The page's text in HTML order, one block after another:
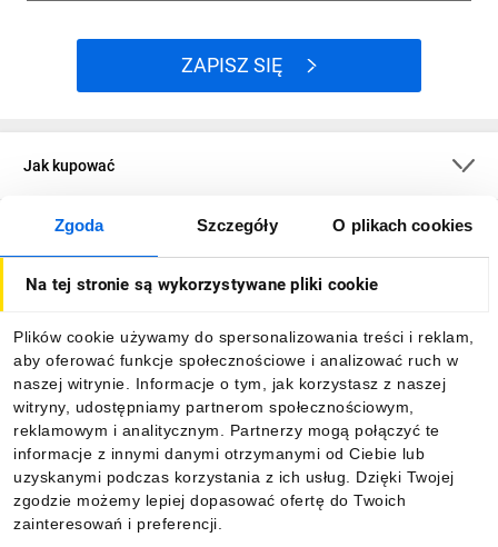
Zgoda Szczegóły O plikach cookies
Na tej stronie są wykorzystywane pliki cookie
Plików cookie używamy do spersonalizowania treści i reklam,
aby oferować funkcje społecznościowe i analizować ruch w
naszej witrynie. Informacje o tym, jak korzystasz z naszej
witryny, udostępniamy partnerom społecznościowym,
reklamowym i analitycznym. Partnerzy mogą połączyć te
informacje z innymi danymi otrzymanymi od Ciebie lub
uzyskanymi podczas korzystania z ich usług. Dzięki Twojej
zgodzie możemy lepiej dopasować ofertę do Twoich
zainteresowań i preferencji.
ZAPISZ SIĘ
Jak kupować
O firmie
Informacje
Pobierz naszą aplikację mobilną: